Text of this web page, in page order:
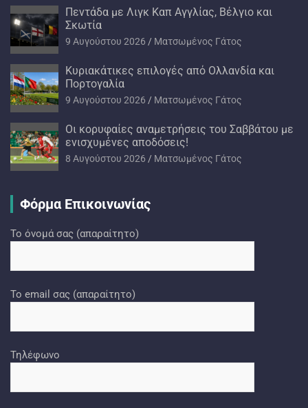
Πεντάδα με Λιγκ Καπ Αγγλίας, Βέλγιο και
Σκωτία
9 Αυγούστου 2026 Ματσωμένος Γάτος
Kυριακάτικες επιλογές από Ολλανδία και
Πορτογαλία
9 Αυγούστου 2026 Ματσωμένος Γάτος
Oι κορυφαίες αναμετρήσεις του Σαββάτου με
ενισχυμένες αποδόσεις!
8 Αυγούστου 2026 Ματσωμένος Γάτος
Φόρμα Επικοινωνίας
Το όνομά σας (απαραίτητο)
Το email σας (απαραίτητο)
Τηλέφωνο